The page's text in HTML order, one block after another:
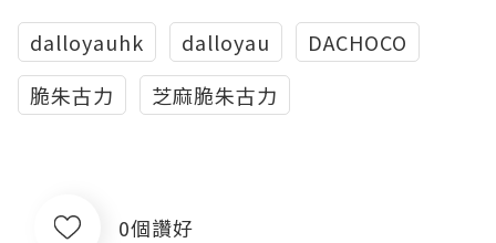
dalloyauhk dalloyau
DACHOCO
脆朱古力
芝麻脆朱古力
0個讚好